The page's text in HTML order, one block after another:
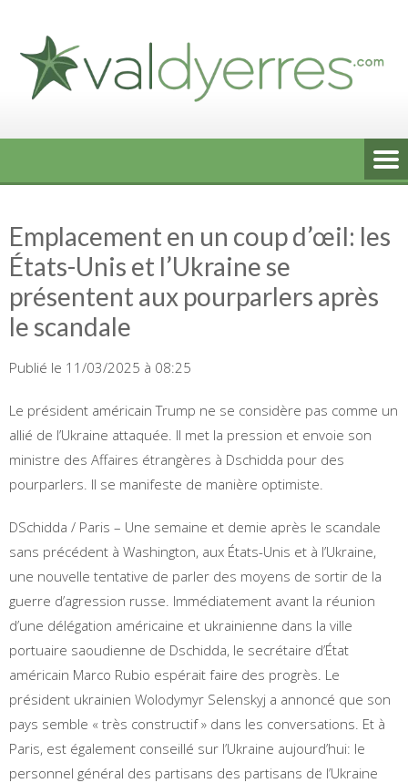
content
Emplacement en un coup d’œil: les
États-Unis et l’Ukraine se
présentent aux pourparlers après
le scandale
Publié le 11/03/2025 à 08:25
Le président américain Trump ne se considère pas comme un
allié de l’Ukraine attaquée. Il met la pression et envoie son
ministre des Affaires étrangères à Dschidda pour des
pourparlers. Il se manifeste de manière optimiste.
DSchidda / Paris – Une semaine et demie après le scandale
sans précédent à Washington, aux États-Unis et à l’Ukraine,
une nouvelle tentative de parler des moyens de sortir de la
guerre d’agression russe. Immédiatement avant la réunion
d’une délégation américaine et ukrainienne dans la ville
portuaire saoudienne de Dschidda, le secrétaire d’État
américain Marco Rubio espérait faire des progrès. Le
président ukrainien Wolodymyr Selenskyj a annoncé que son
pays semble « très constructif » dans les conversations. Et à
Paris, est également conseillé sur l’Ukraine aujourd’hui: le
personnel général des partisans des partisans de l’Ukraine